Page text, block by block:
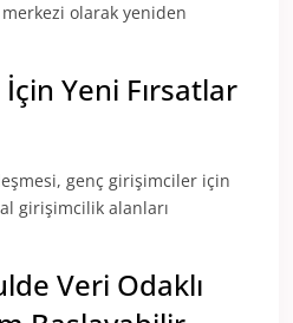
olarak yeniden
Yeni Fırsatlar
genç girişimciler için
girişimcilik alanları
Veri Odaklı